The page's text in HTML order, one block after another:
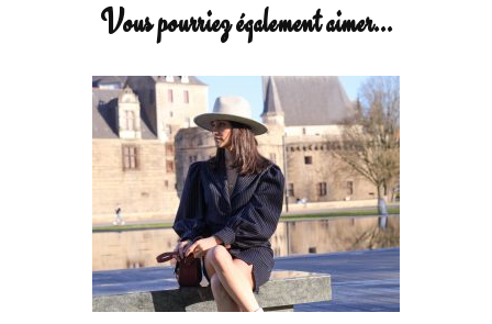
Vous pourriez également aimer...